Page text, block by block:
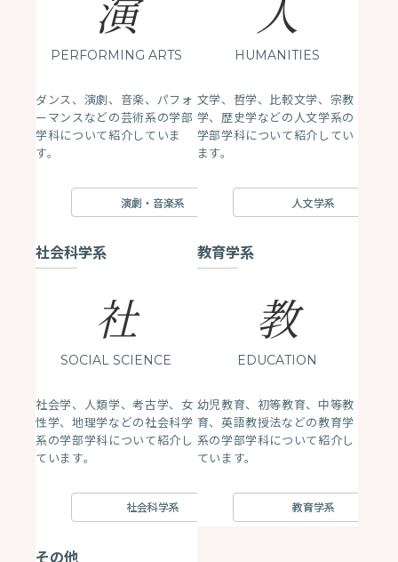
PERFORMING ARTS
ダンス、演劇、音楽、パフォ
ーマンスなどの芸術系の学部
学科について紹介していま
す。
演劇・音楽系
HUMANITIES
文学、哲学、比較文学、宗教
学、歴史学などの人文学系の
学部学科について紹介してい
ます。
人文学系
社会科学系
社
SOCIAL SCIENCE
社会学、人類学、考古学、女
性学、地理学などの社会科学
系の学部学科について紹介し
ています。
社会科学系
教育学系
教
EDUCATION
幼児教育、初等教育、中等教
育、英語教授法などの教育学
系の学部学科について紹介し
ています。
教育学系
その他